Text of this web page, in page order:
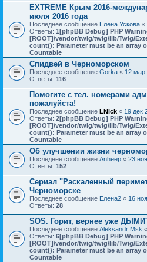
EXTREME Крым 2016-
июля 2016 года
Последнее сообщение Елена Ускова «
Ответы: 1[phpBB Debug] PHP
[ROOT]/vendor/twig/twig/lib/Twig/
count(): Parameter must be an array
Countable
Спидвей в Черноморском
Последнее сообщение Gorka « 12 мар
Ответы: 116
Помогите с тел. номерами
пожалуйста!
Последнее сообщение LNick « 19 дек
Ответы: 2[phpBB Debug] PHP
[ROOT]/vendor/twig/twig/lib/Twig/
count(): Parameter must be an array
Countable
Об улучшении жизни
Последнее сообщение Anheep « 23
Ответы: 152
Сериал "Раскаленный
Черноморске
Последнее сообщение Елена2 « 16
Ответы: 28
SOS. Горит, вернее уже
Последнее сообщение Aleksandr Msk «
Ответы: 6[phpBB Debug] PHP
[ROOT]/vendor/twig/twig/lib/Twig/
count(): Parameter must be an array
Countable